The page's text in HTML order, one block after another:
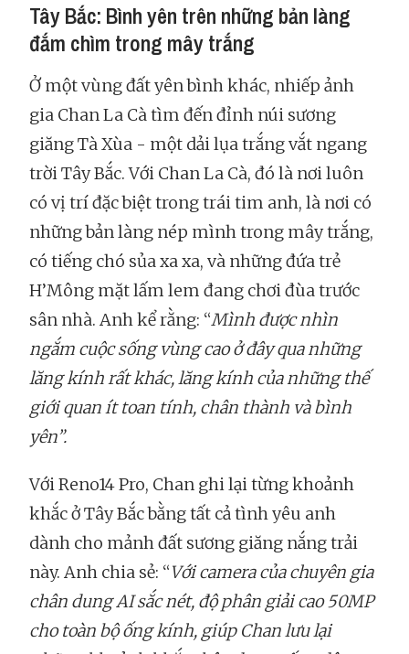
Tây Bắc: Bình yên trên những bản làng
đắm chìm trong mây trắng
Ở một vùng đất yên bình khác, nhiếp ảnh
gia Chan La Cà tìm đến đỉnh núi sương
giăng Tà Xùa - một dải lụa trắng vắt ngang
trời Tây Bắc. Với Chan La Cà, đó là nơi luôn
có vị trí đặc biệt trong trái tim anh, là nơi có
những bản làng nép mình trong mây trắng,
có tiếng chó sủa xa xa, và những đứa trẻ
H’Mông mặt lấm lem đang chơi đùa trước
sân nhà. Anh kể rằng: “Mình được nhìn
ngắm cuộc sống vùng cao ở đây qua những
lăng kính rất khác, lăng kính của những thế
giới quan ít toan tính, chân thành và bình
yên”.
Với Reno14 Pro, Chan ghi lại từng khoảnh
khắc ở Tây Bắc bằng tất cả tình yêu anh
dành cho mảnh đất sương giăng nắng trải
này. Anh chia sẻ: “Với camera của chuyên gia
chân dung AI sắc nét, độ phân giải cao 50MP
cho toàn bộ ống kính, giúp Chan lưu lại